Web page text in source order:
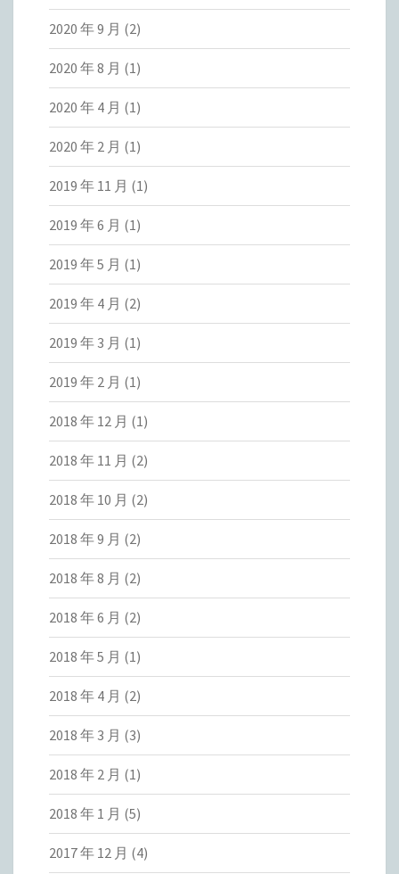
2020 年 9 月 (2)
2020 年 8 月 (1)
2020 年 4 月 (1)
2020 年 2 月 (1)
2019 年 11 月 (1)
2019 年 6 月 (1)
2019 年 5 月 (1)
2019 年 4 月 (2)
2019 年 3 月 (1)
2019 年 2 月 (1)
2018 年 12 月 (1)
2018 年 11 月 (2)
2018 年 10 月 (2)
2018 年 9 月 (2)
2018 年 8 月 (2)
2018 年 6 月 (2)
2018 年 5 月 (1)
2018 年 4 月 (2)
2018 年 3 月 (3)
2018 年 2 月 (1)
2018 年 1 月 (5)
2017 年 12 月 (4)